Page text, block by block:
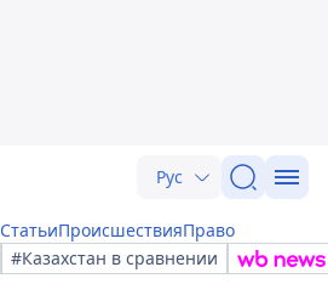
Рус
СтатьиПроисшествияПраво
#Казахстан в сравнении